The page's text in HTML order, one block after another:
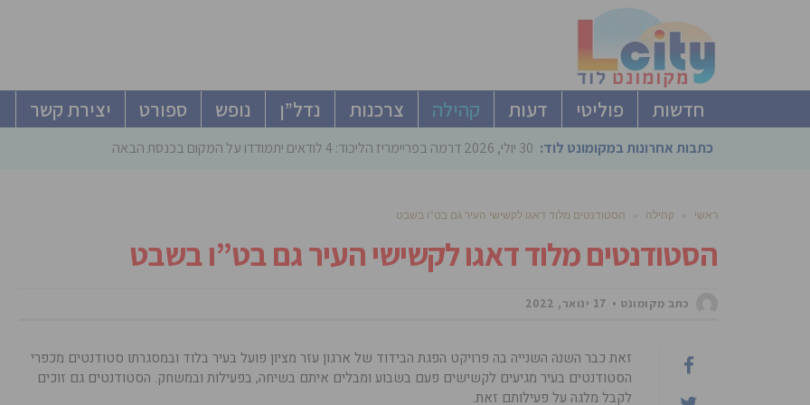
חדשות פוליטי דעות קהילה צרכנות נדל”ן נופש ספורט יצירת קשר
כתבות אחרונות במקומונט לוד: 30 יולי, 2026 דרמה בפריימריז הליכוד: 4 לודאים יתמודדו על המקום בכנסת הבאה
ראשי » קהילה » הסטודנטים מלוד דאגו לקשישי העיר גם בט”ו בשבט
הסטודנטים מלוד דאגו לקשישי העיר גם בט”ו בשבט
כתב מקומונט 17 ינואר, 2022
זאת כבר השנה השנייה בה פרויקט הפגת הבידוד של ארגון עזר מציון פועל בעיר בלוד ובמסגרתו סטודנטים מכפרי
הסטודנטים בעיר מגיעים לקשישים פעם בשבוע ומבלים איתם בשיחה, בפעילות ובמשחק. הסטודנטים גם זוכים
לקבל מלגה על פעילותם זאת.